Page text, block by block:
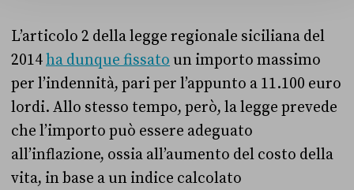
L’articolo 2 della legge regionale siciliana del
2014ha dunque fissato un importo massimo
per l’indennità, pari per l’appunto a 11.100 euro
lordi. Allo stesso tempo, però, la legge prevede
che l’importo può essere adeguato
all’inflazione, ossia all’aumento del costo della
vita, in base a un indice calcolato